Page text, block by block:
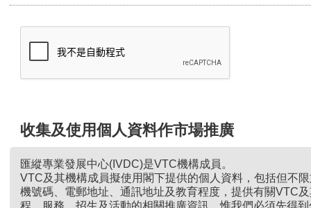
收集及使用個人資料作市場推廣
匯縱專業發展中心(IVDC)是VTC機構成員。
VTC及其機構成員擬使用閣下提供的個人資料，包括但不
機號碼、電郵地址、通訊地址及教育程度，提供有關VTC
程、服務、招生及活動的相關推廣資訊。惟我們必須先得